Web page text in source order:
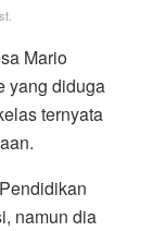
Mario
yang diduga
ternyata
namun dia